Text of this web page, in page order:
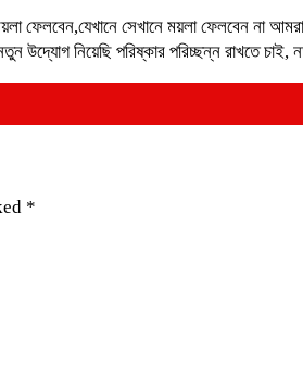
ফেলবেন,যেখানে সেখানে ময়লা ফেলবেন না
উদ্যোগ নিয়েছি পরিষ্কার পরিচ্ছন্ন রাখতে
*